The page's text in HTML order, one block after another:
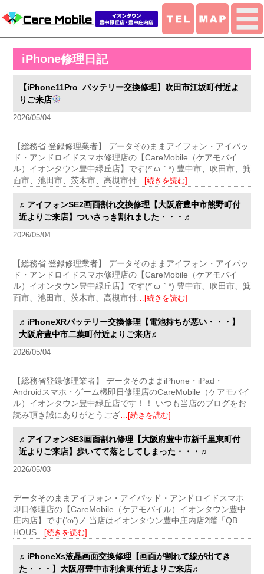
iPhone修理日記
【iPhone11Pro_バッテリー交換修理】吹田市江坂町付近よ
りご来店
2026/05/04
【総務省 登録修理業者】 データそのままアイフォン・アイパッ
ド・アンドロイドスマホ修理店の【CareMobile（ケアモバイ
ル）イオンタウン豊中緑丘店】です(*´ω｀*) 豊中市、吹田市、箕
面市、池田市、茨木市、高槻市付…[続きを読む]
♬アイフォンSE2画面割れ交換修理【大阪府豊中市熊野町付
近よりご来店】ついさっき割れました・・・♬
2026/05/04
【総務省 登録修理業者】 データそのままアイフォン・アイパッ
ド・アンドロイドスマホ修理店の【CareMobile（ケアモバイ
ル）イオンタウン豊中緑丘店】です(*´ω｀*) 豊中市、吹田市、箕
面市、池田市、茨木市、高槻市付…[続きを読む]
♬iPhoneXRバッテリー交換修理【電池持ちが悪い・・・】
大阪府豊中市二葉町付近よりご来店♬
2026/05/04
【総務省登録修理業者】 データそのままiPhone・iPad・
Androidスマホ・ゲーム機即日修理店のCareMobile（ケアモバイ
ル）イオンタウン豊中緑丘店です！！ いつも当店のブログをお
読み頂き誠にありがとうござ…[続きを読む]
♬アイフォンSE3画面割れ修理【大阪府豊中市新千里東町付
近よりご来店】歩いてて落としてしまった・・・♬
2026/05/03
データそのままアイフォン・アイパッド・アンドロイドスマホ
即日修理店の【CareMobile（ケアモバイル）イオンタウン豊中
庄内店】です(‘ω’)ノ 当店はイオンタウン豊中庄内店2階「QB
HOUS…[続きを読む]
♬iPhoneXs液晶画面交換修理【画面が割れて線が出てき
た・・・】大阪府豊中市利倉東付近よりご来店♬